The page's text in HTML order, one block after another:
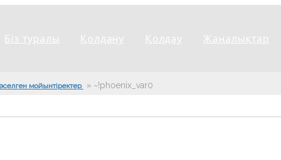
Біз туралы Қолдану Қолдау Жаңалықтар
мойынтіректер » ~!phoenix_var0!~